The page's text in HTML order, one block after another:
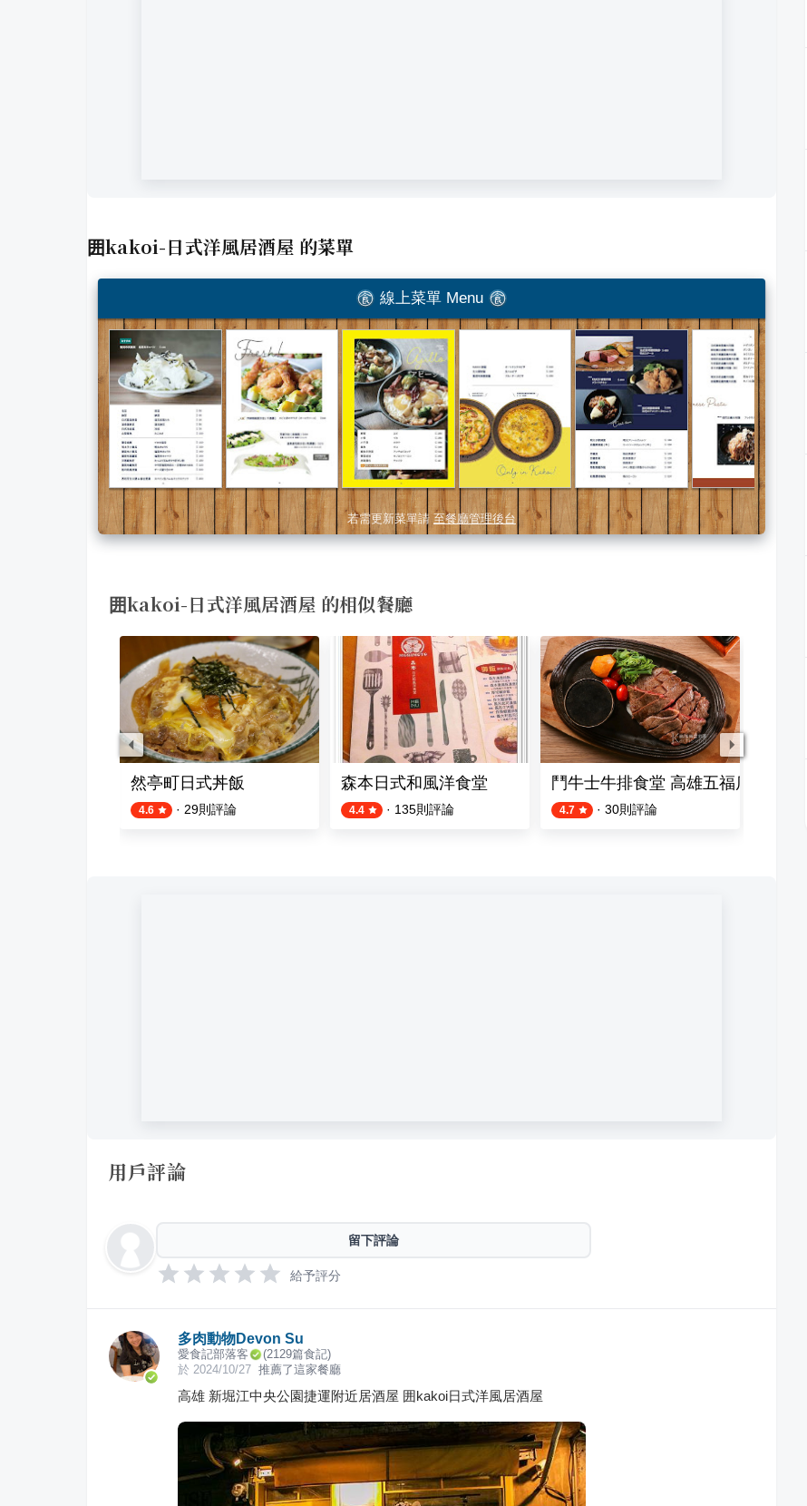
囲kakoi-日式洋風居酒屋 的菜單
線上菜單 Menu
若需更新菜單請 至餐廳管理後台
囲kakoi-日式洋風居酒屋 的相似餐廳
然亭町日式丼飯
4.6 · 29則評論
森本日式和風洋食堂
4.4 · 135則評論
鬥牛士牛排食堂 高雄五福店
4.7 · 30則評論
用戶評論
留下評論
給予評分
多肉動物Devon Su
愛食記部落客 (2129篇食記)
於 2024/10/27 推薦了這家餐廳
高雄 新堀江中央公園捷運附近居酒屋 囲kakoi日式洋風居酒屋